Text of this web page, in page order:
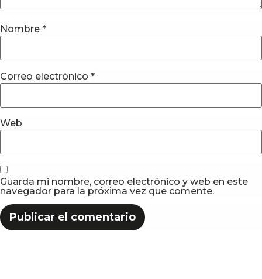
Nombre *
Correo electrónico *
Web
Guarda mi nombre, correo electrónico y web en este
navegador para la próxima vez que comente.